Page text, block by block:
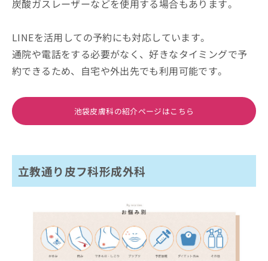
炭酸ガスレーザーなどを使用する場合もあります。
LINEを活用しての予約にも対応しています。
通院や電話をする必要がなく、好きなタイミングで予
約できるため、自宅や外出先でも利用可能です。
池袋皮膚科の紹介ページはこちら
立教通り皮フ科形成外科